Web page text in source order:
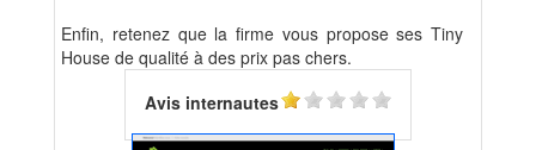
Enfin, retenez que la firme vous propose ses Tiny
House de qualité à des prix pas chers.
Avis internautes